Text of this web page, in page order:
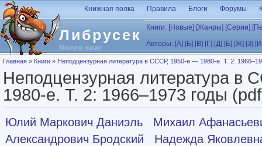
Перейти к основному содержанию
Либрусек
Много книг
Книжная полка Правила Блоги Форумы
Книги: [Новые] [Жанры] [Серии]
Авторы: [А] [Б] [В] [Г] [Д] [Е] [Ж] [З]
Вы здесь
Главная » Книги » Неподцензурная литература в СССР, 1950-е — 1980-е. Т. 2:
Неподцензурная литература в
1980-е. Т. 2: 1966–1973 годы
Юлий Маркович Даниэль
Михаил
Александрович Бродский
Надежда